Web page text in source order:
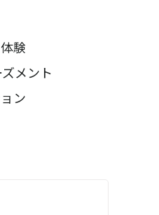
験
メント
ン